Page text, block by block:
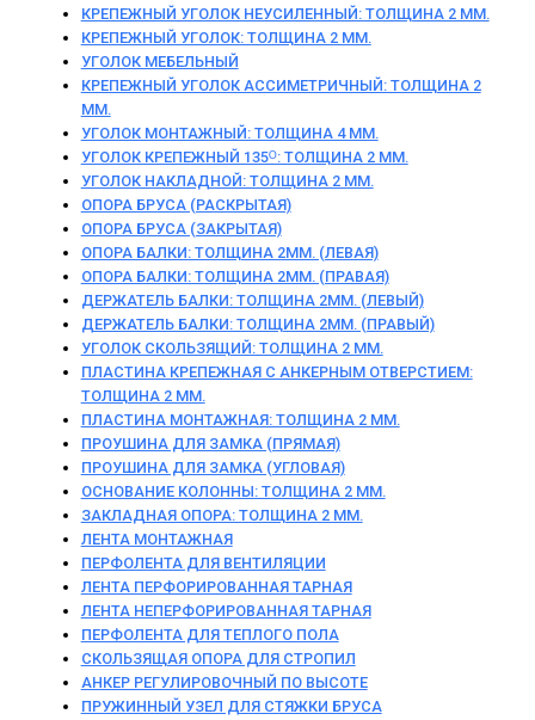
КРЕПЕЖНЫЙ УГОЛОК НЕУСИЛЕННЫЙ: ТОЛЩИНА 2 ММ.
КРЕПЕЖНЫЙ УГОЛОК: ТОЛЩИНА 2 ММ.
УГОЛОК МЕБЕЛЬНЫЙ
КРЕПЕЖНЫЙ УГОЛОК АССИМЕТРИЧНЫЙ: ТОЛЩИНА 2
ММ.
УГОЛОК МОНТАЖНЫЙ: ТОЛЩИНА 4 ММ.
УГОЛОК КРЕПЕЖНЫЙ 135ᴼ: ТОЛЩИНА 2 ММ.
УГОЛОК НАКЛАДНОЙ: ТОЛЩИНА 2 ММ.
ОПОРА БРУСА (РАСКРЫТАЯ)
ОПОРА БРУСА (ЗАКРЫТАЯ)
ОПОРА БАЛКИ: ТОЛЩИНА 2ММ. (ЛЕВАЯ)
ОПОРА БАЛКИ: ТОЛЩИНА 2ММ. (ПРАВАЯ)
ДЕРЖАТЕЛЬ БАЛКИ: ТОЛЩИНА 2ММ. (ЛЕВЫЙ)
ДЕРЖАТЕЛЬ БАЛКИ: ТОЛЩИНА 2ММ. (ПРАВЫЙ)
УГОЛОК СКОЛЬЗЯЩИЙ: ТОЛЩИНА 2 ММ.
ПЛАСТИНА КРЕПЕЖНАЯ С АНКЕРНЫМ ОТВЕРСТИЕМ:
ТОЛЩИНА 2 ММ.
ПЛАСТИНА МОНТАЖНАЯ: ТОЛЩИНА 2 ММ.
ПРОУШИНА ДЛЯ ЗАМКА (ПРЯМАЯ)
ПРОУШИНА ДЛЯ ЗАМКА (УГЛОВАЯ)
ОСНОВАНИЕ КОЛОННЫ: ТОЛЩИНА 2 ММ.
ЗАКЛАДНАЯ ОПОРА: ТОЛЩИНА 2 ММ.
ЛЕНТА МОНТАЖНАЯ
ПЕРФОЛЕНТА ДЛЯ ВЕНТИЛЯЦИИ
ЛЕНТА ПЕРФОРИРОВАННАЯ ТАРНАЯ
ЛЕНТА НЕПЕРФОРИРОВАННАЯ ТАРНАЯ
ПЕРФОЛЕНТА ДЛЯ ТЕПЛОГО ПОЛА
СКОЛЬЗЯЩАЯ ОПОРА ДЛЯ СТРОПИЛ
АНКЕР РЕГУЛИРОВОЧНЫЙ ПО ВЫСОТЕ
ПРУЖИННЫЙ УЗЕЛ ДЛЯ СТЯЖКИ БРУСА